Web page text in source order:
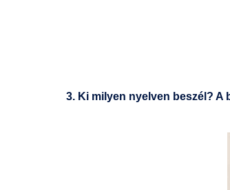
3. Ki milyen nyelven beszél? A